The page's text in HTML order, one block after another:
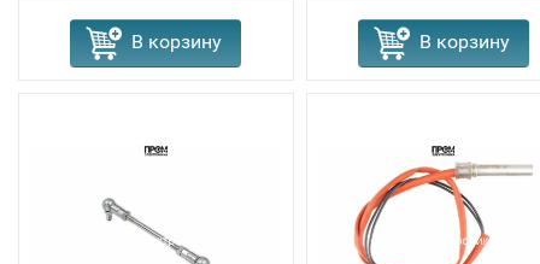
В корзину В корзину